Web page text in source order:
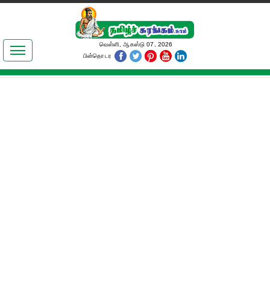
இலக்கியங்கள்
தமிழ் உலகம்
வெள்ளி, ஆகஸ்டு 07, 2026
பின்தொடர